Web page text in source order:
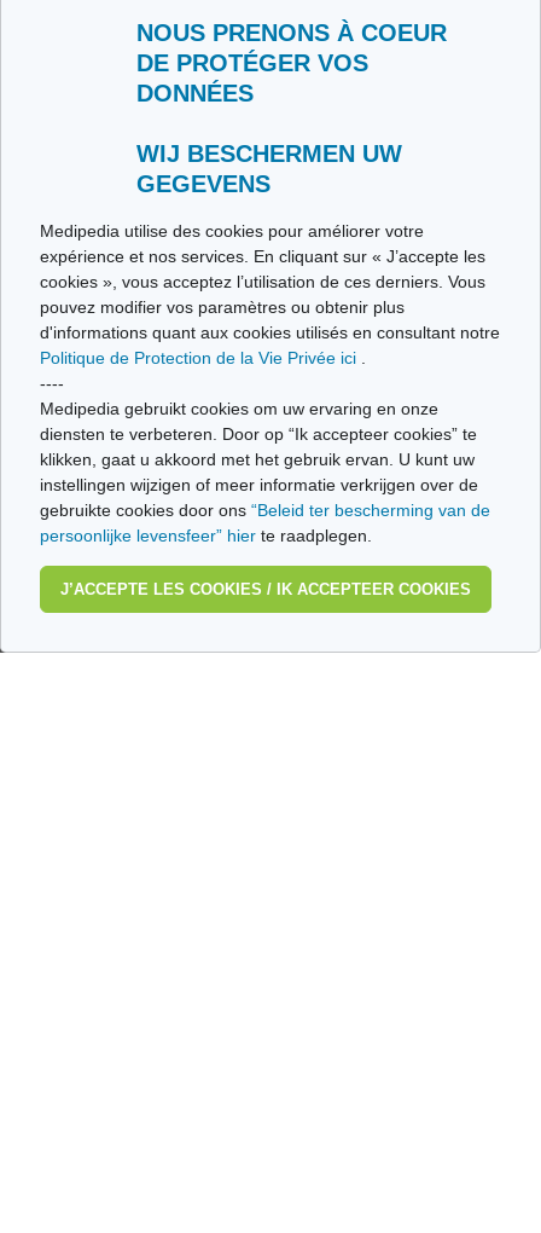
NOUS PRENONS À COEUR
DE PROTÉGER VOS
DONNÉES
WIJ BESCHERMEN UW
GEGEVENS
Medipedia utilise des cookies pour améliorer votre
expérience et nos services. En cliquant sur « J’accepte les
cookies », vous acceptez l’utilisation de ces derniers. Vous
pouvez modifier vos paramètres ou obtenir plus
d'informations quant aux cookies utilisés en consultant notre
Politique de Protection de la Vie Privée ici
----
Medipedia gebruikt cookies om uw ervaring en onze
diensten te verbeteren. Door op “Ik accepteer cookies” te
klikken, gaat u akkoord met het gebruik ervan. U kunt uw
instellingen wijzigen of meer informatie verkrijgen over de
gebruikte cookies door ons “Beleid ter bescherming van de
persoonlijke levensfeer” hier te raadplegen.
J’ACCEPTE LES COOKIES / IK ACCEPTEER COOKIES
Fondation Recherche Alzheimer
Alzheimer Belgique
Baluchon-Alzheimer
Infor-Homes Wallonie
Infor-Homes Bruxelles
Alzheimer Belgium